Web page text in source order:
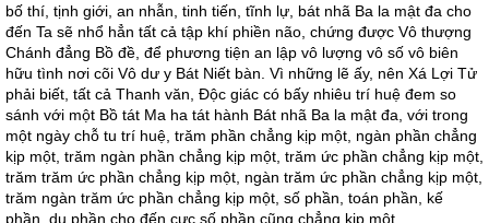
bố thí, tịnh giới, an nhẫn, tinh tiến, tĩnh lự, bát nhã Ba la mật đa cho
đến Ta sẽ nhổ hẳn tất cả tập khí phiền não, chứng được Vô thượng
Chánh đẳng Bồ đề, để phương tiện an lập vô lượng vô số vô biên
hữu tình nơi cõi Vô dư y Bát Niết bàn. Vì những lẽ ấy, nên Xá Lợi Tử
phải biết, tất cả Thanh văn, Độc giác có bấy nhiêu trí huệ đem so
sánh với một Bồ tát Ma ha tát hành Bát nhã Ba la mật đa, với trong
một ngày chỗ tu trí huệ, trăm phần chẳng kịp một, ngàn phần chẳng
kịp một, trăm ngàn phần chẳng kịp một, trăm ức phần chẳng kịp một,
trăm trăm ức phần chẳng kịp một, ngàn trăm ức phần chẳng kịp một,
trăm ngàn trăm ức phần chẳng kịp một, số phần, toán phần, kế
phần, dụ phần cho đến cực số phần cũng chẳng kịp một.